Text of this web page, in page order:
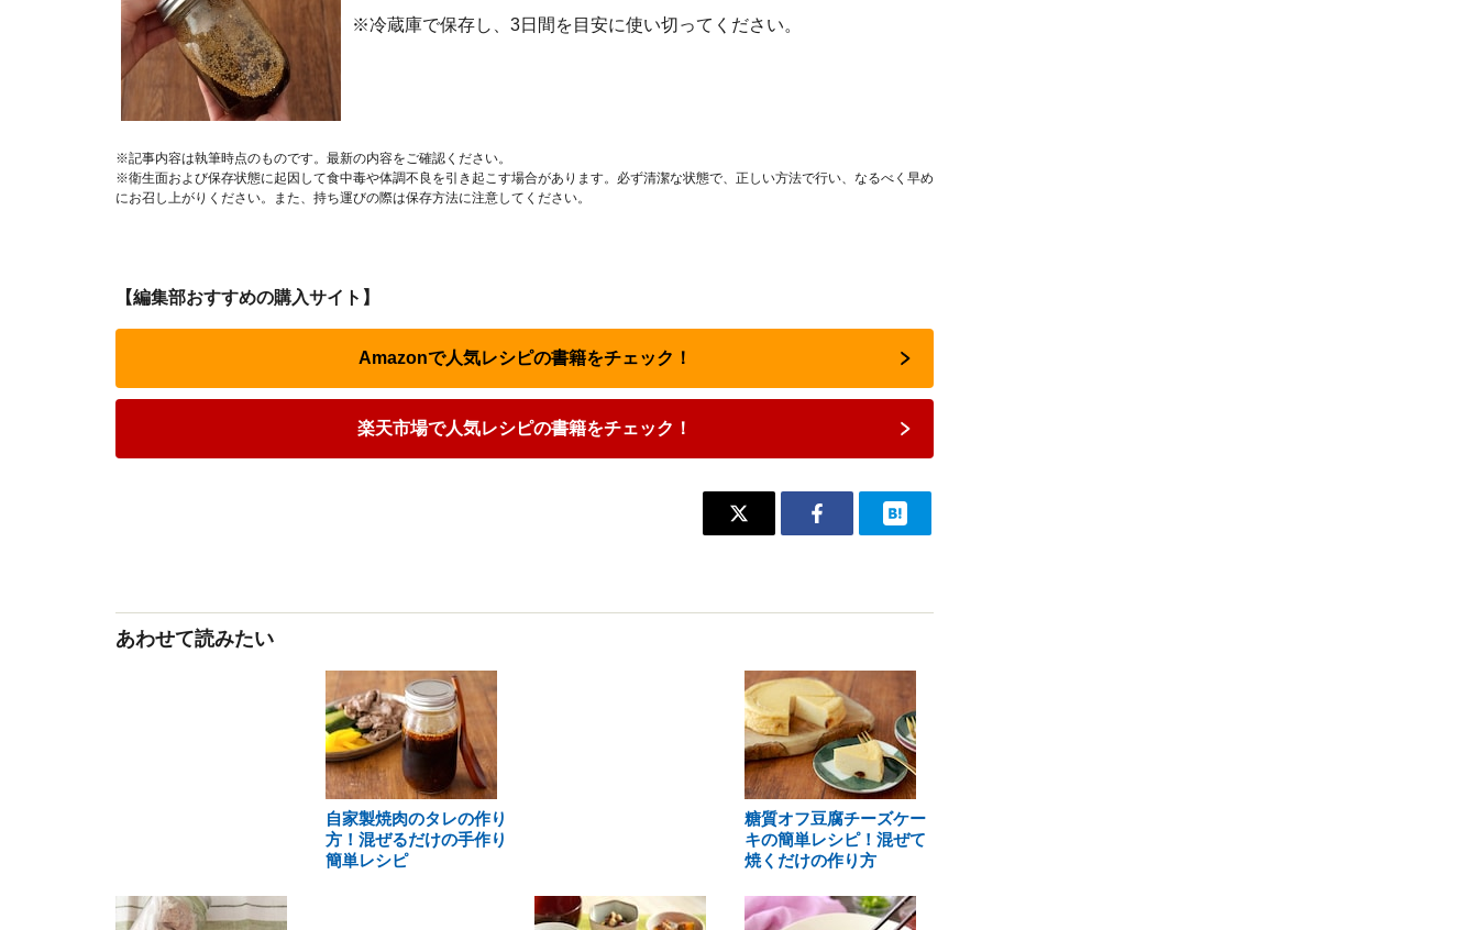
※冷蔵庫で保存し、3日間を目安に使い切ってください。
※記事内容は執筆時点のものです。最新の内容をご確認ください。
※衛生面および保存状態に起因して食中毒や体調不良を引き起こす場合があります。必ず清潔な状態で、正しい方法で行い、なるべく早め
にお召し上がりください。また、持ち運びの際は保存方法に注意してください。
【編集部おすすめの購入サイト】
Amazonで人気レシピの書籍をチェック！
楽天市場で人気レシピの書籍をチェック！
あわせて読みたい
自家製焼肉のタレの作り
方！混ぜるだけの手作り
簡単レシピ
糖質オフ豆腐チーズケー
キの簡単レシピ！混ぜて
焼くだけの作り方